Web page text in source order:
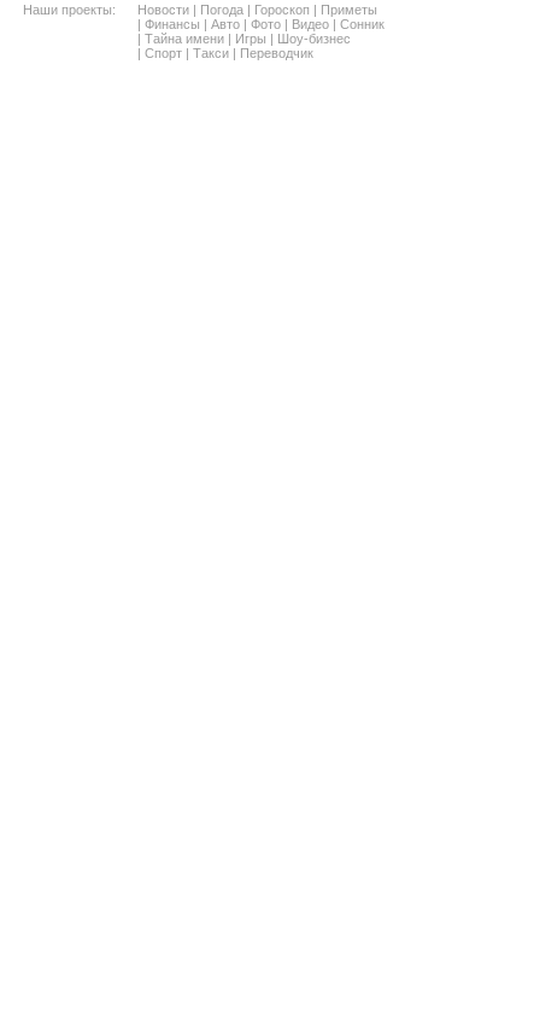
Наши проекты:
Новости | Погода | Гороскоп | Приметы
| Финансы | Авто | Фото | Видео | Сонник
| Тайна имени | Игры | Шоу-бизнес
| Спорт | Такси | Переводчик